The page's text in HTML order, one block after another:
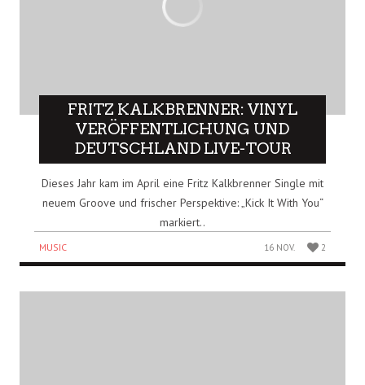
FRITZ KALKBRENNER: VINYL
VERÖFFENTLICHUNG UND
DEUTSCHLAND LIVE-TOUR
Dieses Jahr kam im April eine Fritz Kalkbrenner Single mit
neuem Groove und frischer Perspektive: „Kick It With You“
markiert..
MUSIC 16 NOV. 2